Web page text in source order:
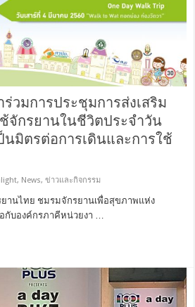
วมการประชุมการส่งเสริม
จักรยานในชีวิตประจำวัน
มิตรต่อการเดินและการใช้
, News,ข่าวและกิจกรรม
ยานไทย ชมรมจักรยานเพื่อสุขภาพแห่ง
กับองค์กรภาคีหน่วยงา …